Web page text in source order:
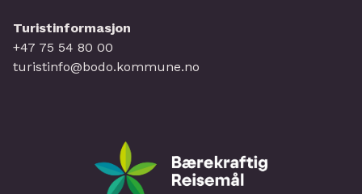
Turistinformasjon
+47 75 54 80 00
turistinfo@bodo.kommune.no